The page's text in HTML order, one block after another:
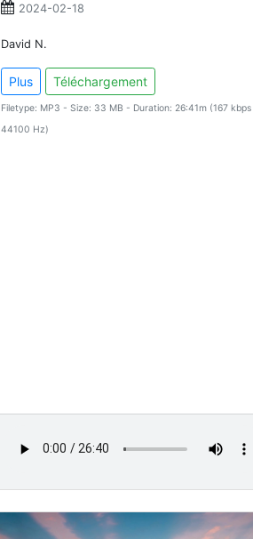
2024-02-18
David N.
Plus Téléchargement
Filetype: MP3 - Size: 33 MB - Duration: 26:41m (167 kbps
44100 Hz)